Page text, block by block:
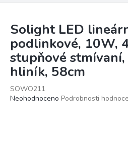
Solight LED
podlinkové, 10W,
stupňové
hliník, 58cm
SOWO211
Průměrné
Neohodnoceno Podrobnosti